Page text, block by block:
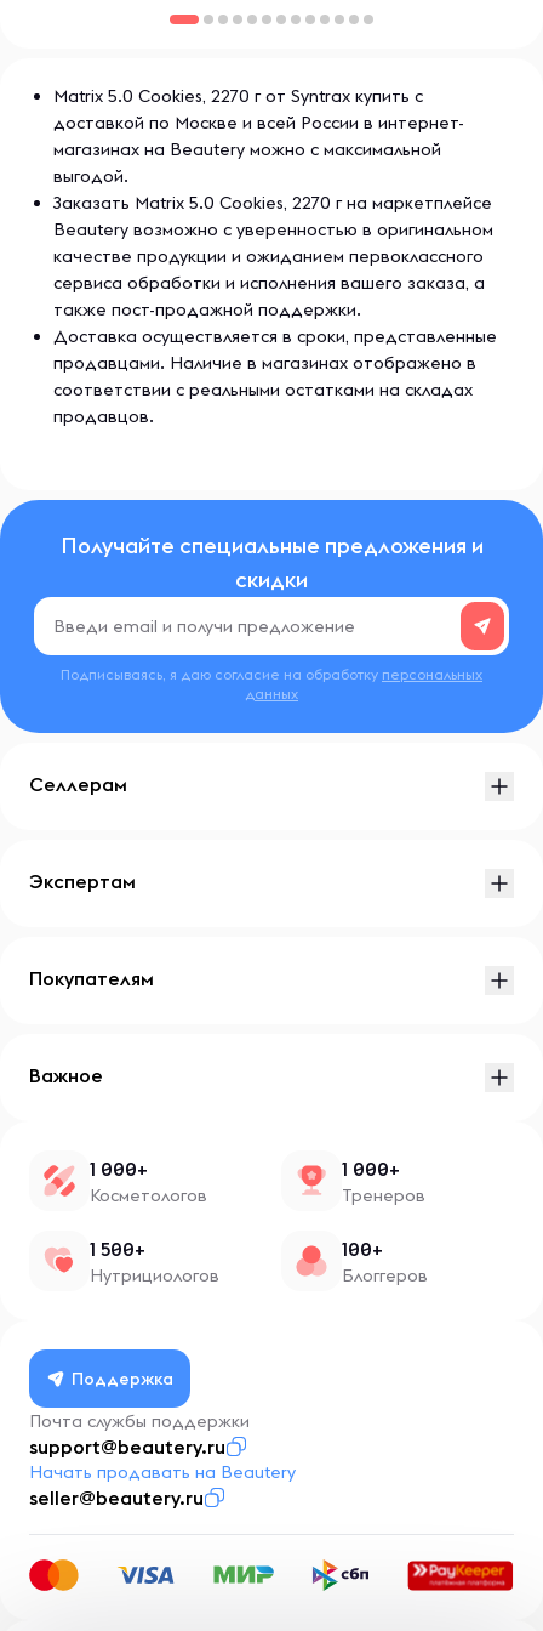
что гарантирует их безопасность и эффективность.
Matrix 5.0 Cookies, 2270 г от Syntrax купить с
доставкой по Москве и всей России в интернет-
магазинах на Beautery можно с максимальной
выгодой.
Заказать Matrix 5.0 Cookies, 2270 г на маркетплейсе
Beautery возможно с уверенностью в оригинальном
качестве продукции и ожиданием первоклассного
сервиса обработки и исполнения вашего заказа, а
также пост-продажной поддержки.
Доставка осуществляется в сроки, представленные
продавцами. Наличие в магазинах отображено в
соответствии с реальными остатками на складах
продавцов.
Получайте специальные предложения и
скидки
Подписываясь, я даю согласие на обработку персональных
данных
Селлерам
Экспертам
Покупателям
Важное
1 000+
Косметологов
1 000+
Тренеров
1 500+
Нутрициологов
100+
Блоггеров
Поддержка
Почта службы поддержки
support@beautery.ru
Начать продавать на Beautery
seller@beautery.ru